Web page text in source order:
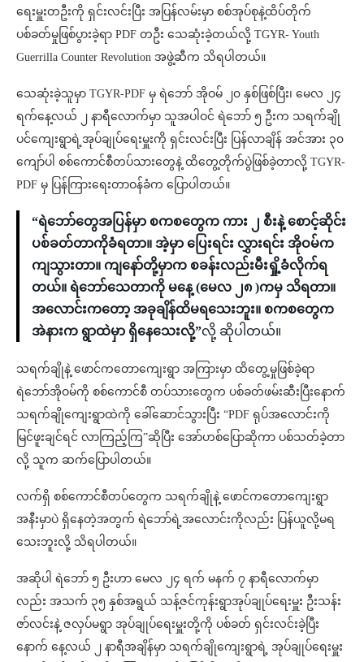
ရေးမှူးတဦးကို ရှင်းလင်းပြီး အပြန်လမ်းမှာ စစ်အုပ်စုနဲ့ထိပ်တိုက်
ပစ်ခတ်မှုဖြစ်ပွားခဲ့ရာ PDF တဦး သေဆုံးခဲ့တယ်လို့ TGYR- Youth
Guerrilla Counter Revolution အဖွဲ့ဆီက သိရပါတယ်။
သေဆုံးခဲ့သူမှာ TGYR-PDF မှ ရဲဘော် အိုဝမ် ၂၀ နှစ်ဖြစ်ပြီး၊ မေလ ၂၄
ရက်နေ့လယ် ၂ နာရီလောက်မှာ သူအပါဝင် ရဲဘော် ၅ ဦးက သရက်ချို
ပင်ကျေးရွာရဲ့အုပ်ချုပ်ရေးမှူးကို ရှင်းလင်းပြီး ပြန်လာချိန် အင်အား ၃၀
ကျော်ပါ စစ်ကောင်စီတပ်သားတွေနဲ့ ထိတွေ့တိုက်ပွဲဖြစ်ခဲ့တာလို့ TGYR-
PDF မှ ပြန်ကြားရေးတာဝန်ခံက ပြောပါတယ်။
“ရဲဘော်တွေအပြန်မှာ စကစတွေက ကား ၂ စီးနဲ့ စောင့်ဆိုင်း
ပစ်ခတ်တာကိုခံရတာ။ အဲ့မှာ ပြေးရင်း လွှားရင်း အိုဝမ်က
ကျသွားတာ။ ကျနော်တို့မှာက စခန်းလည်းမီးရှို့ခံလိုက်ရ
တယ်။ ရဲဘော်သေတာကို မနေ့ (မေလ ၂၈ )ကမှ သိရတာ။
အလောင်းကတော့ အခုချိန်ထိမရသေးဘူး။ စကစတွေက
အဲနားက ရွာထဲမှာ ရှိနေသေးလို့”လို့ ဆိုပါတယ်။
သရက်ချိုနဲ့ ဖောင်ကတောကျေးရွာ အကြားမှာ ထိတွေ့မှုဖြစ်ခဲ့ရာ
ရဲဘော်အိုဝမ်ကို စစ်ကောင်စီ တပ်သားတွေက ပစ်ခတ်ဖမ်းဆီးပြီးနောက်
သရက်ချိုကျေးရွာထဲကို ခေါ်ဆောင်သွားပြီး “PDF ရုပ်အလောင်းကို
မြင်ဖူးချင်ရင် လာကြည့်ကြ”ဆိုပြီး အော်ဟစ်ပြောဆိုကာ ပစ်သတ်ခဲ့တာ
လို့ သူက ဆက်ပြောပါတယ်။
လက်ရှိ စစ်ကောင်စီတပ်တွေက သရက်ချိုနဲ့ ဖောင်ကတောကျေးရွာ
အနီးမှာပဲ ရှိနေတဲ့အတွက် ရဲဘော်ရဲ့အလောင်းကိုလည်း ပြန်ယူလို့မရ
သေးဘူးလို့ သိရပါတယ်။
အဆိုပါ ရဲဘော် ၅ ဦးဟာ မေလ ၂၄ ရက် မနက် ၇ နာရီလောက်မှာ
လည်း အသက် ၃၅ နှစ်အရွယ် သန့်ဇင်ကုန်းရွာအုပ်ချုပ်ရေးမှူး ဦးသန်း
ဇာ်လင်းနဲ့ ဇလှပ်မရွာ အုပ်ချုပ်ရေးမှူးတို့ကို ပစ်ခတ် ရှင်းလင်းခဲ့ပြီး
နောက် နေ့လယ် ၂ နာရီအချိန်မှာ သရက်ချိုကျေးရွာရဲ့ အုပ်ချုပ်ရေးမှူး